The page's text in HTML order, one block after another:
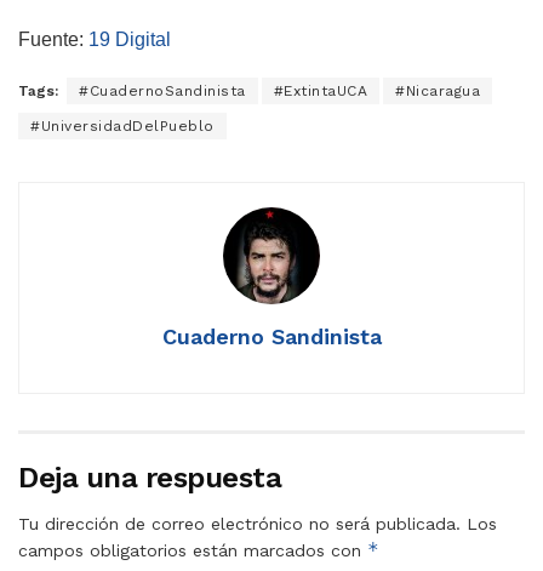
Fuente: 19 Digital
Tags: #CuadernoSandinista #ExtintaUCA #Nicaragua
#UniversidadDelPueblo
Cuaderno Sandinista
Deja una respuesta
Tu dirección de correo electrónico no será publicada. Los
campos obligatorios están marcados con *